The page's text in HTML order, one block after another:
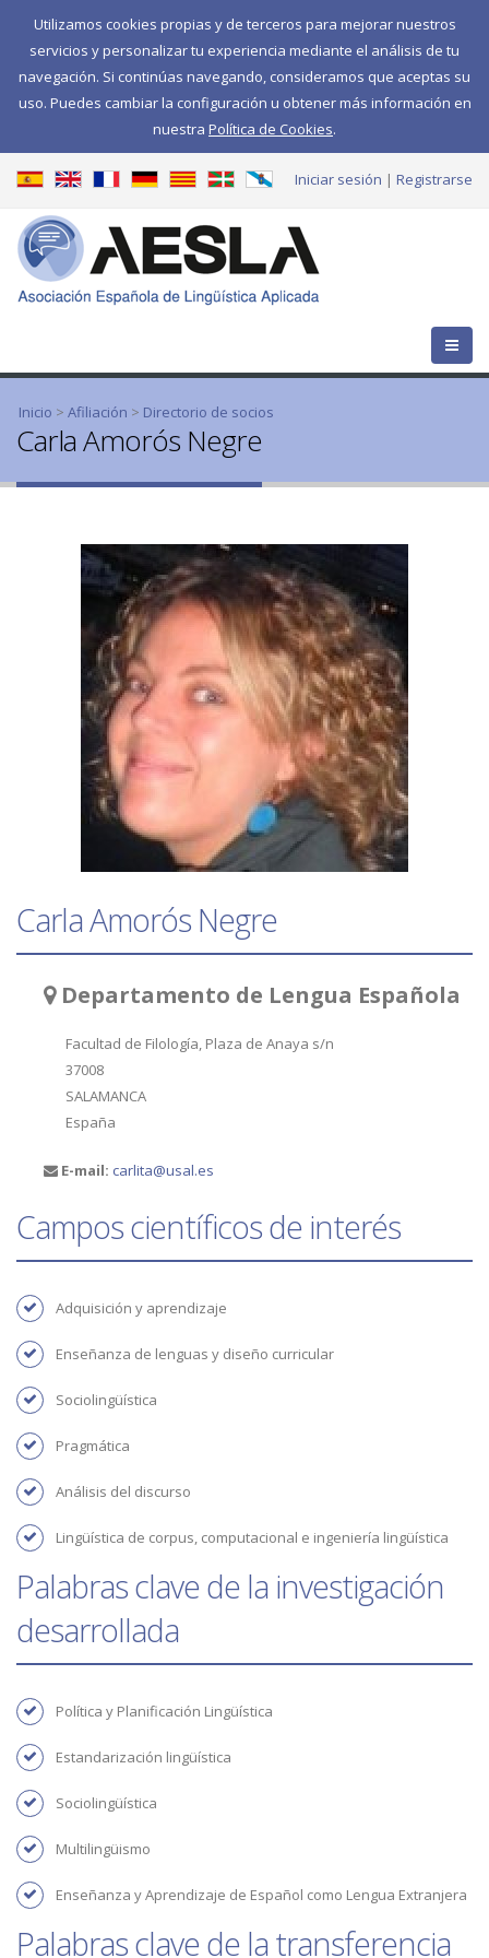
Utilizamos cookies propias y de terceros para mejorar nuestros
servicios y personalizar tu experiencia mediante el análisis de tu
navegación. Si continúas navegando, consideramos que aceptas su
uso. Puedes cambiar la configuración u obtener más información en
nuestra Política de Cookies.
Iniciar sesión Registrarse
Se encuentra usted aquí
Inicio > Afiliación > Directorio de socios
Carla Amorós Negre
Carla Amorós Negre
Departamento de Lengua Española
Facultad de Filología, Plaza de Anaya s/n
37008
SALAMANCA
España
E-mail: carlita@usal.es
Campos científicos de interés
Adquisición y aprendizaje
Enseñanza de lenguas y diseño curricular
Sociolingüística
Pragmática
Análisis del discurso
Lingüística de corpus, computacional e ingeniería lingüística
Palabras clave de la investigación
desarrollada
Política y Planificación Lingüística
Estandarización lingüística
Sociolingüística
multilingüismo
Enseñanza y Aprendizaje de Español como Lengua Extranjera
Palabras clave de la transferencia